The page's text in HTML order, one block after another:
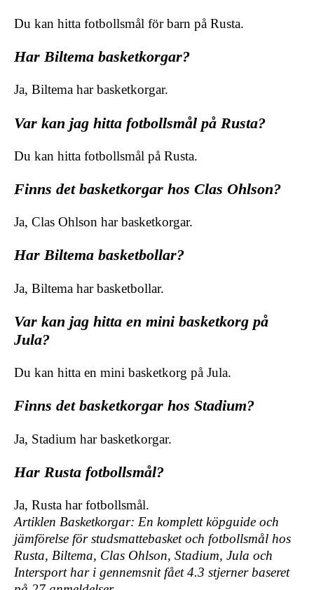
Du kan hitta fotbollsmål för barn på Rusta.
Har Biltema basketkorgar?
Ja, Biltema har basketkorgar.
Var kan jag hitta fotbollsmål på Rusta?
Du kan hitta fotbollsmål på Rusta.
Finns det basketkorgar hos Clas Ohlson?
Ja, Clas Ohlson har basketkorgar.
Har Biltema basketbollar?
Ja, Biltema har basketbollar.
Var kan jag hitta en mini basketkorg på
Jula?
Du kan hitta en mini basketkorg på Jula.
Finns det basketkorgar hos Stadium?
Ja, Stadium har basketkorgar.
Har Rusta fotbollsmål?
Ja, Rusta har fotbollsmål.
Artiklen Basketkorgar: En komplett köpguide och
jämförelse för studsmattebasket och fotbollsmål hos
Rusta, Biltema, Clas Ohlson, Stadium, Jula och
Intersport har i gennemsnit fået4.3 stjerner baseret